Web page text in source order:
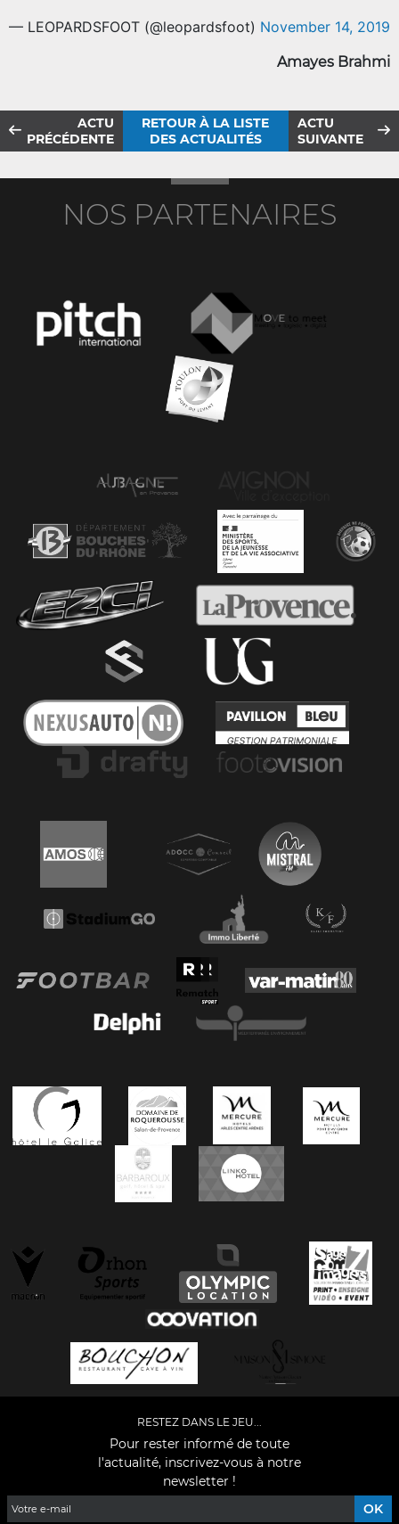
— LEOPARDSFOOT (@leopardsfoot) November 14, 2019
Amayes Brahmi
ACTU
PRÉCÉDENTE
RETOUR À LA LISTE
DES ACTUALITÉS
ACTU
SUIVANTE
NOS PARTENAIRES
RESTEZ DANS LE JEU...
Pour rester informé de toute
l'actualité, inscrivez-vous à notre
newsletter !